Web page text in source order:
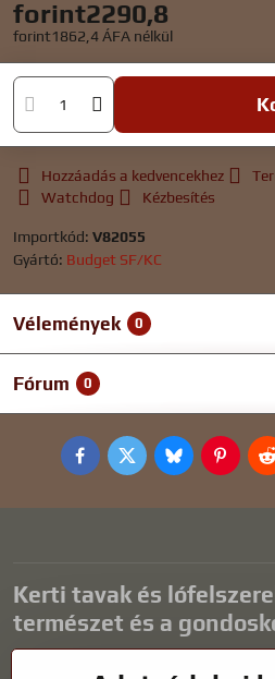
forint2290,8
forint1862,4 ÁFA nélkül
Hozzáadás a kedvencekhez
Watchdog
Kézbesítés
Importkód: V82055
Gyártó: Budget SF/KC
Vélemények 0
Fórum 0
FacebookTwitterBlueskyPinterest
Kerti tavak és
természet és a